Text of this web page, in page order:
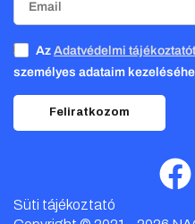
Az Adatvédelmi tájékoztatót
személyes adataim
Feliratkozom
Süti tájékoztató